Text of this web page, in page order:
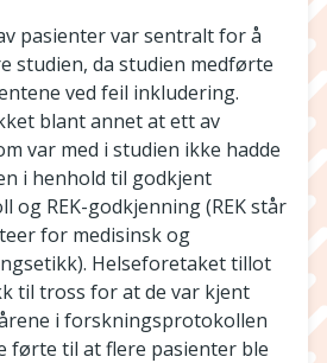
pasienter var sentralt for å
studien, da studien medførte
ved feil inkludering.
blant annet at ett av
var med i studien ikke hadde
i henhold til godkjent
REK-godkjenning (REK står
for medisinsk og
Helseforetaket tillot
til tross for at de var kjent
i forskningsprotokollen
førte til at flere pasienter ble